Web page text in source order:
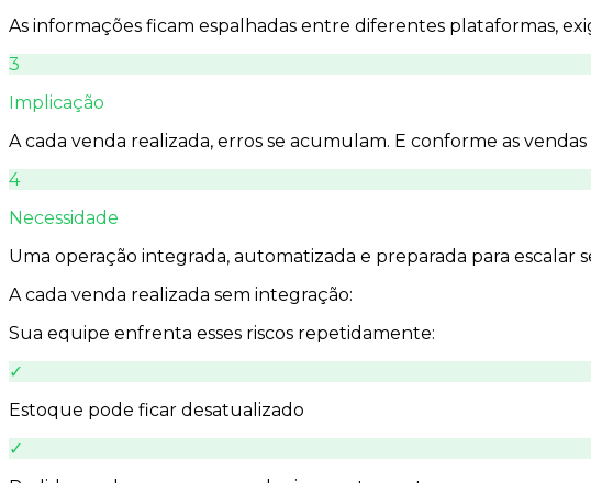
As informações ficam espalhadas entre diferentes plataformas,
3
Implicação
A cada venda realizada, erros se acumulam. E conforme as
4
Necessidade
Uma operação integrada, automatizada e preparada para
A cada venda realizada sem integração:
Sua equipe enfrenta esses riscos repetidamente:
✓
Estoque pode ficar desatualizado
✓